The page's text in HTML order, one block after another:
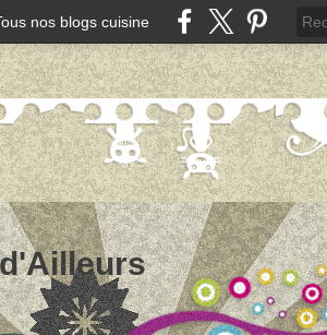
nos blogs cuisine